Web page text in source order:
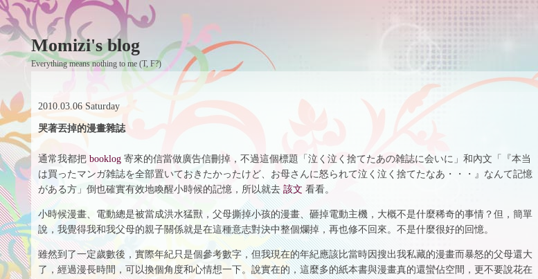
Momizi's blog
Everything means nothing to me (T, F?)
2010.03.06 Saturday
哭著丟掉的漫畫雜誌
通常我都把 booklog 寄來的信當做廣告信刪掉，不過這個標題「泣く泣く捨てたあの雑誌に会いに」和內文「『本当
は買ったマンガ雑誌を全部置いておきたかったけど、お母さんに怒られて泣く泣く捨てたなあ・・・』なんて記憶
がある方」倒也確實有效地喚醒小時候的記憶，所以就去 該文 看看。
小時候漫畫、電動總是被當成洪水猛獸，父母撕掉小孩的漫畫、砸掉電動主機，大概不是什麼稀奇的事情？但，簡單
說，我覺得我和我父母的親子關係就是在這種意志對決中整個爛掉，再也修不回來。不是什麼很好的回憶。
雖然到了一定歲數後，實際年紀只是個參考數字，但我現在的年紀應該比當時因搜出我私藏的漫畫而暴怒的父母還大
了，經過漫長時間，可以換個角度和心情想一下。說實在的，這麼多的紙本書與漫畫真的還蠻佔空間，更不要說花在